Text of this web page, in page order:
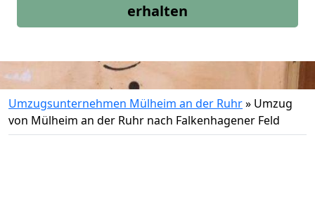
erhalten
Umzugsunternehmen Mülheim an der Ruhr» Umzug
von Mülheim an der Ruhr nach Falkenhagener Feld